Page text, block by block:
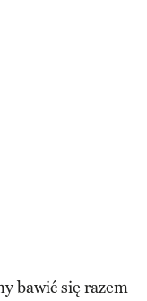
bawić się razem